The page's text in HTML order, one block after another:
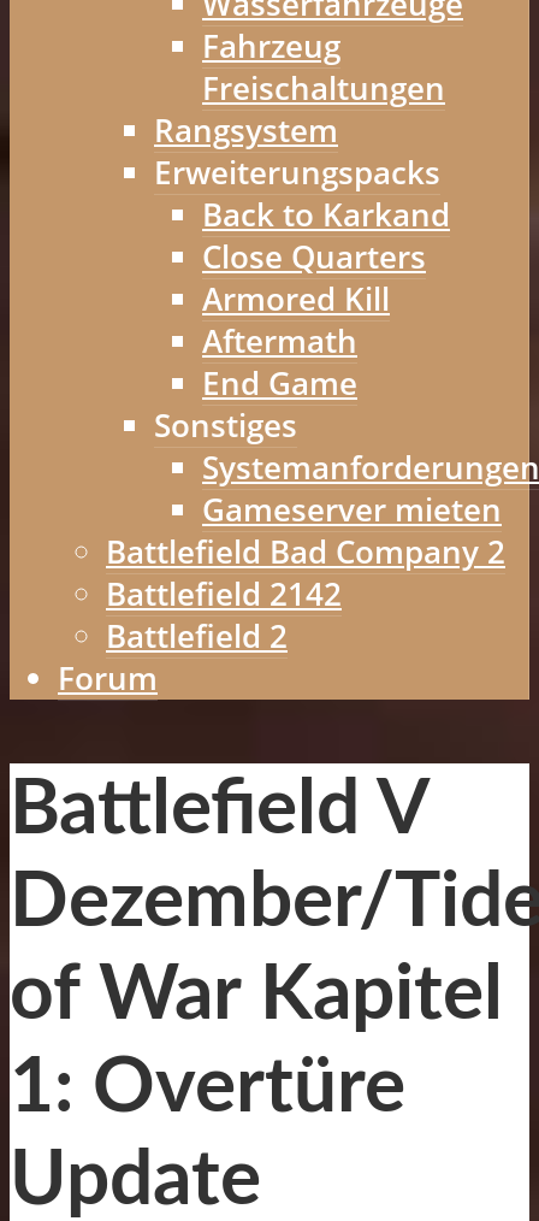
Fahrzeug
Freischaltungen
Rangsystem
Erweiterungspacks
Back to Karkand
Close Quarters
Armored Kill
Aftermath
End Game
Sonstiges
Systemanforderungen
Gameserver mieten
Battlefield Bad Company 2
Battlefield 2142
Battlefield 2
Forum
Battlefield V
Dezember/
of War Kapitel
1: Overtüre
Update